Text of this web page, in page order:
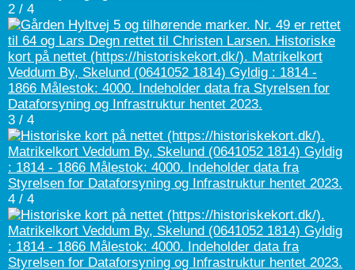
2 / 4
3 / 4
4 / 4